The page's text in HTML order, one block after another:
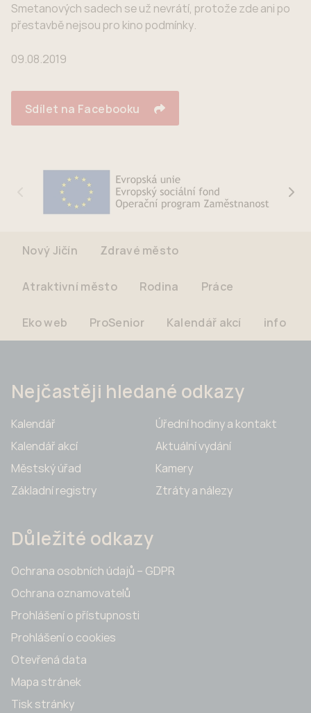
Smetanových sadech se už nevrátí, protože zde ani po
přestavbě nejsou pro kino podmínky.
09.08.2019
Sdílet na Facebooku
Nový Jičín Zdravé město
Atraktivní město Rodina Práce
Eko web ProSenior Kalendář akcí info
Nejčastěji hledané odkazy
Kalendář
Kalendář akcí
Městský úřad
Základní registry
Úřední hodiny a kontakt
Aktuální vydání
Kamery
Ztráty a nálezy
Důležité odkazy
Ochrana osobních údajů – GDPR
Ochrana oznamovatelů
Prohlášení o přístupnosti
Prohlášení o cookies
Otevřená data
Mapa stránek
Tisk stránky